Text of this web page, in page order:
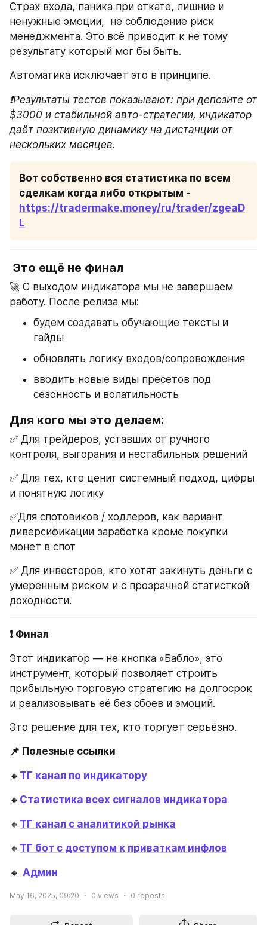
Страх входа, паника при откате, лишние и
ненужные эмоции,  не соблюдение риск
менеджмента. Это всё приводит к не тому
результату который мог бы быть.
Автоматика исключает это в принципе.
❗️Результаты тестов показывают: при депозите от
$3000 и стабильной авто-стратегии, индикатор
даёт позитивную динамику на дистанции от
нескольких месяцев.
Вот собственно вся статистика по всем
https://tradermake.money/ru/trader/zgeaD
L
Это ещё не финал
🚀 С выходом индикатора мы не завершаем
работу. После релиза мы:
будем создавать обучающие тексты и
гайды
обновлять логику входов/сопровождения
вводить новые виды пресетов под
сезонность и волатильность
Для кого мы это делаем:
✅ Для трейдеров, уставших от ручного
контроля, выгорания и нестабильных решений
✅ Для тех, кто ценит системный подход, цифры
и понятную логику
✅Для спотовиков / ходлеров, как вариант
диверсификации заработка кроме покупки
монет в спот
✅ Для инвесторов, кто хотят закинуть деньги с
умеренным риском и с прозрачной статисткой
доходности.
❗️ Финал
Этот индикатор — не кнопка «Бабло», это
инструмент, который позволяет строить
прибыльную торговую стратегию на долгосрок
и реализовывать её без сбоев и эмоций.
Это решение для тех, кто торгует серьёзно.
📌 Полезные ссылки
🔸 ТГ канал по индикатору
🔸 Статистика всех сигналов индикатора
🔸 ТГ канал с аналитикой рынка
🔸 ТГ бот с доступом к приваткам инфлов
🔸 Админ
May 16, 2025, 09:20 0 views 0 reposts